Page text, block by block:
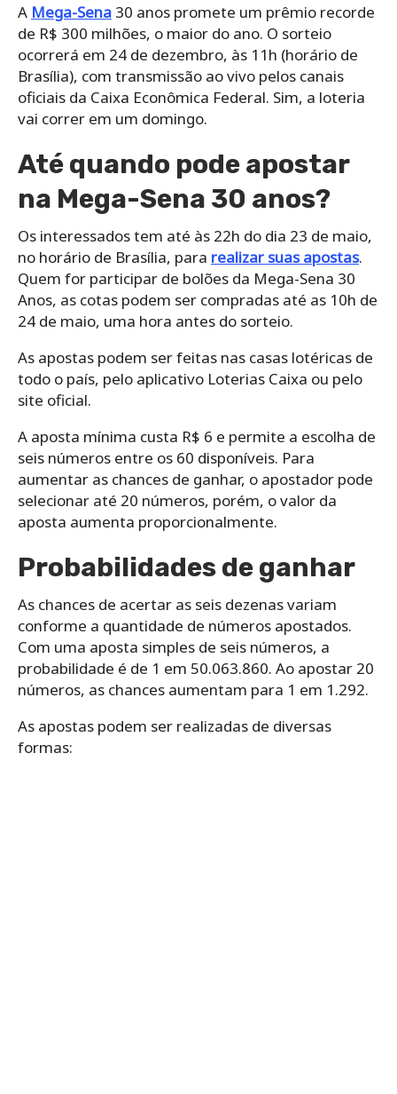
A Mega-Sena 30 anos promete um prêmio recorde
de R$ 300 milhões, o maior do ano. O sorteio
ocorrerá em 24 de dezembro, às 11h (horário de
Brasília), com transmissão ao vivo pelos canais
oficiais da Caixa Econômica Federal. Sim, a loteria
vai correr em um domingo.
Até quando pode apostar
na Mega-Sena 30 anos?
Os interessados tem até às 22h do dia 23 de maio,
no horário de Brasília, para realizar suas apostas.
Quem for participar de bolões da Mega-Sena 30
Anos, as cotas podem ser compradas até as 10h de
24 de maio, uma hora antes do sorteio.
As apostas podem ser feitas nas casas lotéricas de
todo o país, pelo aplicativo Loterias Caixa ou pelo
site oficial.
A aposta mínima custa R$ 6 e permite a escolha de
seis números entre os 60 disponíveis. Para
aumentar as chances de ganhar, o apostador pode
selecionar até 20 números, porém, o valor da
aposta aumenta proporcionalmente.
Probabilidades de ganhar
As chances de acertar as seis dezenas variam
conforme a quantidade de números apostados.
Com uma aposta simples de seis números, a
probabilidade é de 1 em 50.063.860. Ao apostar 20
números, as chances aumentam para 1 em 1.292.
As apostas podem ser realizadas de diversas
formas: